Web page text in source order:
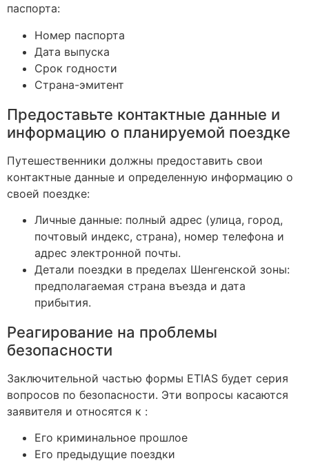
паспорта:
Номер паспорта
Дата выпуска
Срок годности
Страна-эмитент
Предоставьте контактные данные и
информацию о планируемой поездке
Путешественники должны предоставить свои
контактные данные и определенную информацию о
своей поездке:
Личные данные: полный адрес (улица, город,
почтовый индекс, страна), номер телефона и
адрес электронной почты.
Детали поездки в пределах Шенгенской зоны:
предполагаемая страна въезда и дата
прибытия.
Реагирование на проблемы
безопасности
Заключительной частью формы ETIAS будет серия
вопросов по безопасности. Эти вопросы касаются
заявителя и относятся к :
Его криминальное прошлое
Его предыдущие поездки